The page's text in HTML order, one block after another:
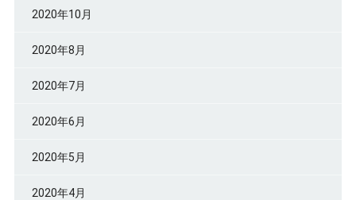
2020年10月
2020年8月
2020年7月
2020年6月
2020年5月
2020年4月